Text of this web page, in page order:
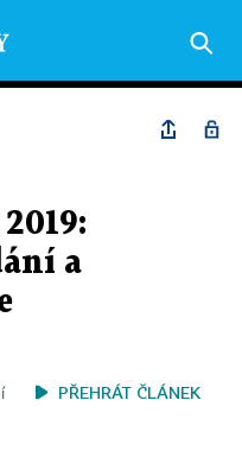
a
PŘEHRÁT ČLÁNEK